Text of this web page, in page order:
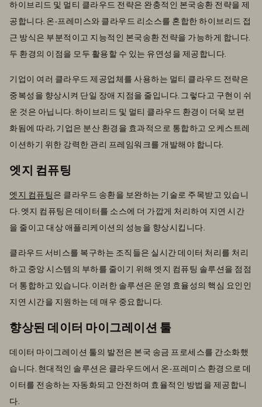
하이브리드 및 멀티 클라우드 전략은 완충적인 본국송환 전략을 제
공합니다. 온-프레미스와 클라우드 리소스를 혼합한 하이브리드 접
근 방식은 부분적이고 지능적인 본국송환 전략을 가능하게 합니다.
두 환경의 이점을 모두 활용할 수 있는 유연성을 제공합니다.
기업이 여러 클라우드 제공업체를 사용하는 멀티 클라우드 전략은
중복성을 향상시켜 단일 장애 지점을 줄입니다. 그렇다고 구현이 쉬
운 것은 아닙니다. 하이브리드 및 멀티 클라우드 환경이 더욱 보편
화됨에 따라, 기업은 분산 환경을 효과적으로 통합하고 오케스트레
이션하기 위한 강력한 관리 프레임워크를 개발해야 합니다.
엣지 컴퓨팅
엣지 컴퓨팅은 클라우드 송환을 보완하는 기술로 주목받고 있습니
다. 엣지 컴퓨팅은 데이터를 소스에 더 가깝게 처리하여 지연 시간
을 줄이고 대상 애플리케이션의 성능을 향상시킵니다.
클라우드 서비스를 복구하는 조직들은 실시간 데이터 처리를 처리
하고 중앙 시스템의 부하를 줄이기 위해 엣지 컴퓨팅 솔루션을 점점
더 통합하고 있습니다. 이러한 솔루션은 운영 효율성의 핵심 요인인
지연 시간을 지원하는 데 매우 중요합니다.
향상된 데이터 마이그레이션 툴
데이터 마이그레이션 툴의 발전은 본국 송금 프로세스를 간소화했
습니다. 현대적인 솔루션은 클라우드에서 온-프레미스 환경으로 데
이터를 전송하는 자동화되고 안전하며 효율적인 방법을 제공합니
다.